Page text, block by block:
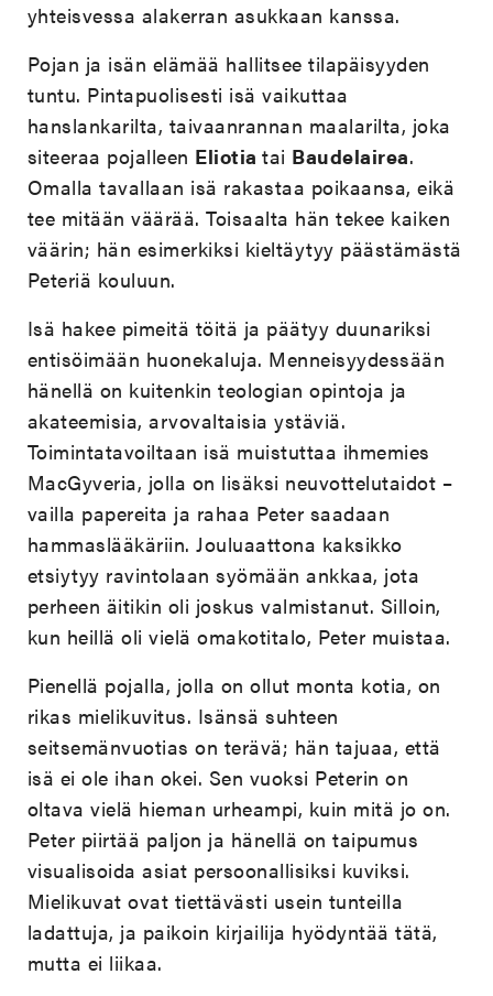
yhteisvessa alakerran asukkaan kanssa.
Pojan ja isän elämää hallitsee tilapäisyyden
tuntu. Pintapuolisesti isä vaikuttaa
hanslankarilta, taivaanrannan maalarilta, joka
siteeraa pojalleen Eliotiatai Baudelairea.
Omalla tavallaan isä rakastaa poikaansa, eikä
tee mitään väärää. Toisaalta hän tekee kaiken
väärin; hän esimerkiksi kieltäytyy päästämästä
Peteriä kouluun.
Isä hakee pimeitä töitä ja päätyy duunariksi
entisöimään huonekaluja. Menneisyydessään
hänellä on kuitenkin teologian opintoja ja
akateemisia, arvovaltaisia ystäviä.
Toimintatavoiltaan isä muistuttaa ihmemies
MacGyveria, jolla on lisäksi neuvottelutaidot –
vailla papereita ja rahaa Peter saadaan
hammaslääkäriin. Jouluaattona kaksikko
etsiytyy ravintolaan syömään ankkaa, jota
perheen äitikin oli joskus valmistanut. Silloin,
kun heillä oli vielä omakotitalo, Peter muistaa.
Pienellä pojalla, jolla on ollut monta kotia, on
rikas mielikuvitus. Isänsä suhteen
seitsemänvuotias on terävä; hän tajuaa, että
isä ei ole ihan okei. Sen vuoksi Peterin on
oltava vielä hieman urheampi, kuin mitä jo on.
Peter piirtää paljon ja hänellä on taipumus
visualisoida asiat persoonallisiksi kuviksi.
Mielikuvat ovat tiettävästi usein tunteilla
ladattuja, ja paikoin kirjailija hyödyntää tätä,
mutta ei liikaa.